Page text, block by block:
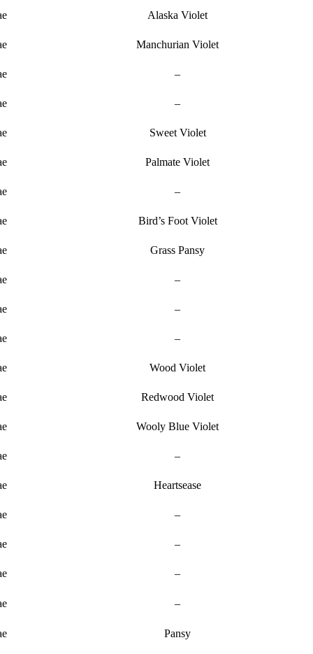
Alaska Violet
Manchurian Violet
–
–
Sweet Violet
Palmate Violet
–
Bird’s Foot Violet
Grass Pansy
–
–
–
Wood Violet
Redwood Violet
Wooly Blue Violet
–
Heartsease
–
–
–
–
Pansy